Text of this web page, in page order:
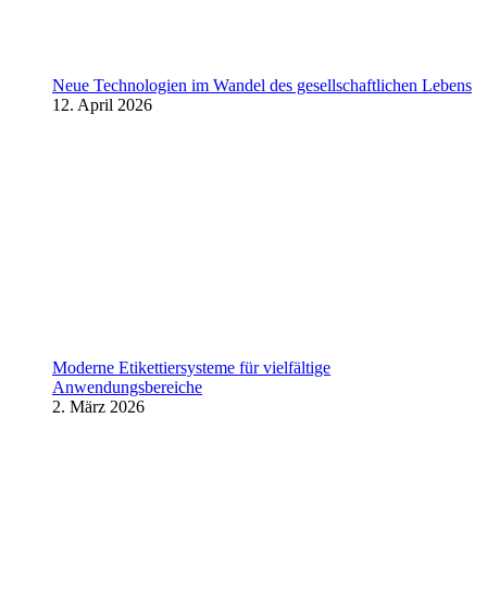
Neue Technologien im Wandel des gesellschaftlichen Lebens
12. April 2026
Moderne Etikettiersysteme für vielfältige
Anwendungsbereiche
2. März 2026